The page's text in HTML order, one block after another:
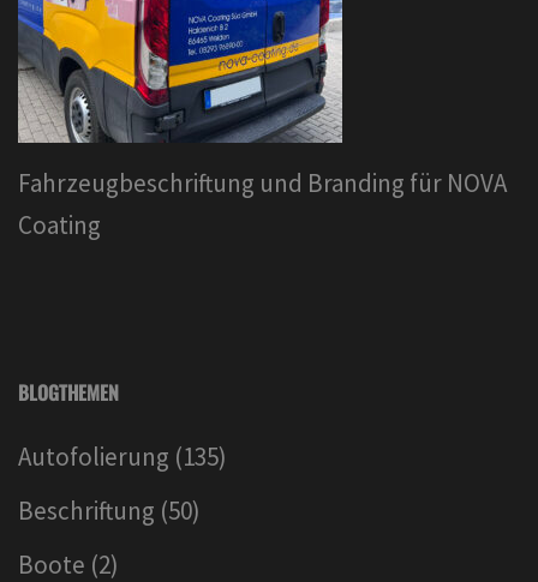
Fahrzeugbeschriftung und Branding für NOVA
Coating
BLOGTHEMEN
Autofolierung (135)
Beschriftung (50)
Boote (2)